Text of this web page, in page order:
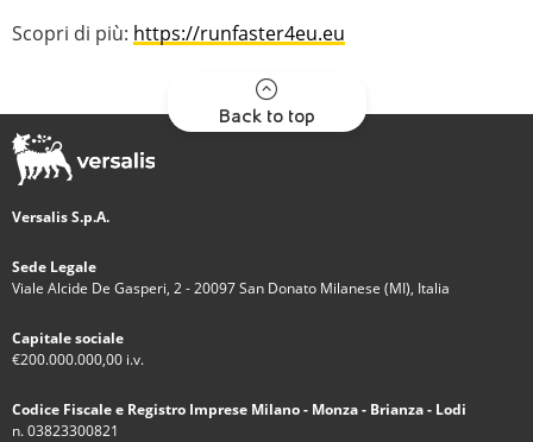
Scopri di più: https://runfaster4eu.eu
Back to top
Versalis S.p.A.
Sede Legale
Viale Alcide De Gasperi, 2 - 20097 San Donato Milanese (MI), Italia
Capitale sociale
€200.000.000,00 i.v.
Codice Fiscale e Registro Imprese Milano - Monza - Brianza - Lodi
n. 03823300821